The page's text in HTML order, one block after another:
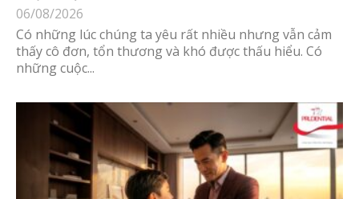
06/08/2026
Có những lúc chúng ta yêu rất nhiều nhưng vẫn cảm
thấy cô đơn, tổn thương và khó được thấu hiểu. Có
những cuộc...